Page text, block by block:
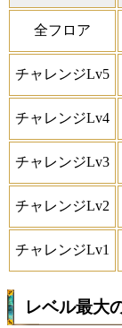
全フロア
チャレンジLv5
チャレンジLv4
チャレンジLv3
チャレンジLv2
チャレンジLv1
レベル最大